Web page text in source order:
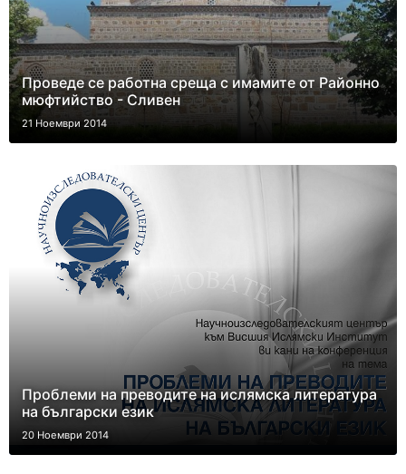
Проведе се работна среща с имамите от Районно
мюфтийство - Сливен
21 Ноември 2014
Проблеми на преводите на ислямска литература
на български език
20 Ноември 2014